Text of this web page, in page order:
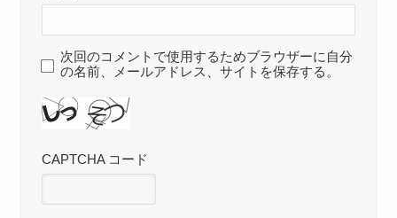
次回のコメントで使用するためブラウザーに自分
の名前、メールアドレス、サイトを保存する。
CAPTCHA コード